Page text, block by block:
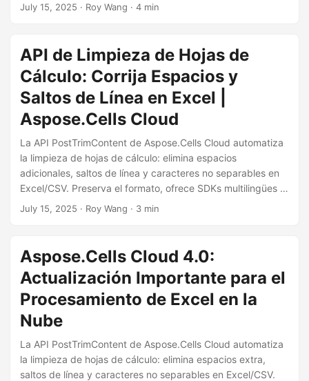
July 15, 2025 · Roy Wang · 4 min
API de Limpieza de Hojas de
Cálculo: Corrija Espacios y
Saltos de Línea en Excel |
Aspose.Cells Cloud
La API PostTrimContent de Aspose.Cells Cloud automatiza
la limpieza de hojas de cálculo: elimina espacios
adicionales, saltos de línea y caracteres no separables en
Excel/CSV. Preserva el formato, ofrece SDKs multilingües y
un nivel gratuito. Solución de nivel empresarial para análisis
July 15, 2025 · Roy Wang · 3 min
Aspose.Cells Cloud 4.0:
Actualización Importante para el
Procesamiento de Excel en la
Nube
La API PostTrimContent de Aspose.Cells Cloud automatiza
la limpieza de hojas de cálculo: elimina espacios extra,
saltos de línea y caracteres no separables en Excel/CSV.